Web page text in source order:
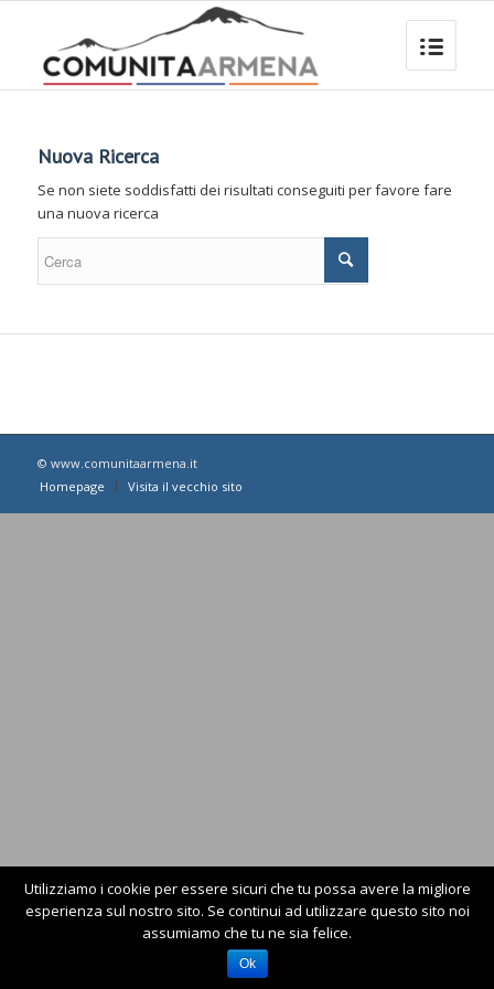
Nuova Ricerca
Se non siete soddisfatti dei risultati conseguiti per favore fare
una nuova ricerca
© www.comunitaarmena.it
Homepage
Visita il vecchio sito
Utilizziamo i cookie per essere sicuri che tu possa avere la migliore
esperienza sul nostro sito. Se continui ad utilizzare questo sito noi
assumiamo che tu ne sia felice.
Ok